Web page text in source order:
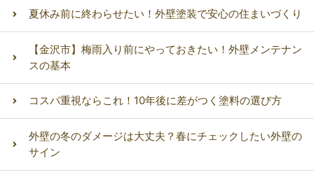
夏休み前に終わらせたい！外壁塗装で安心の住まいづくり
【金沢市】梅雨入り前にやっておきたい！外壁メンテナン
スの基本
コスパ重視ならこれ！10年後に差がつく塗料の選び方
外壁の冬のダメージは大丈夫？春にチェックしたい外壁の
サイン